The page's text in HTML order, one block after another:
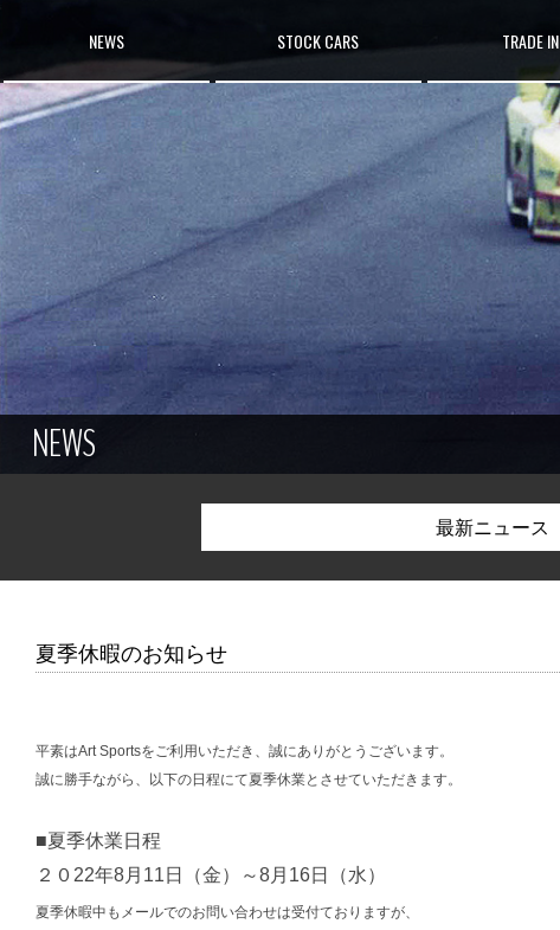
NEWS STOCK CARS TRADE IN
NEWS
最新ニュース
夏季休暇のお知らせ
平素はArt Sportsをご利用いただき、誠にありがとうございます。
誠に勝手ながら、以下の日程にて夏季休業とさせていただきます。
■夏季休業日程
２０22年8月11日（金）～8月16日（水）
夏季休暇中もメールでのお問い合わせは受付ておりますが、